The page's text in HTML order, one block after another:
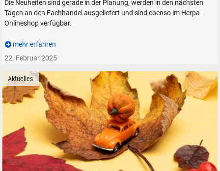
Die Neuheiten sind gerade in der Planung, werden in den nächsten
Tagen an den Fachhandel ausgeliefert und sind ebenso im Herpa-
Onlineshop verfügbar.
mehr erfahren
22. Februar 2025
Aktuelles